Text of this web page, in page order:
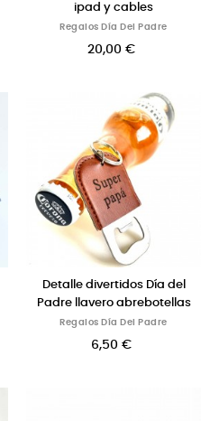
ipad y cables
Regalos Día Del Padre
20,00 €
Detalle divertidos Día del
Padre llavero abrebotellas
Regalos Día Del Padre
6,50 €